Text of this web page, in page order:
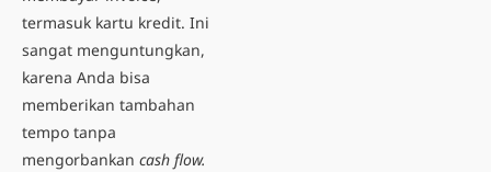
termasuk kartu kredit. Ini
sangat menguntungkan,
karena Anda bisa
memberikan tambahan
tempo tanpa
mengorbankan cash flow.